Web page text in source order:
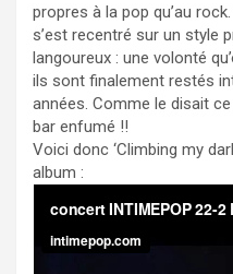
propres à la pop qu’au
s’est recentré sur un style
langoureux : une volonté
ils sont finalement restés
années. Comme le disait ce
bar enfumé !!
Voici donc ‘Climbing my
album :